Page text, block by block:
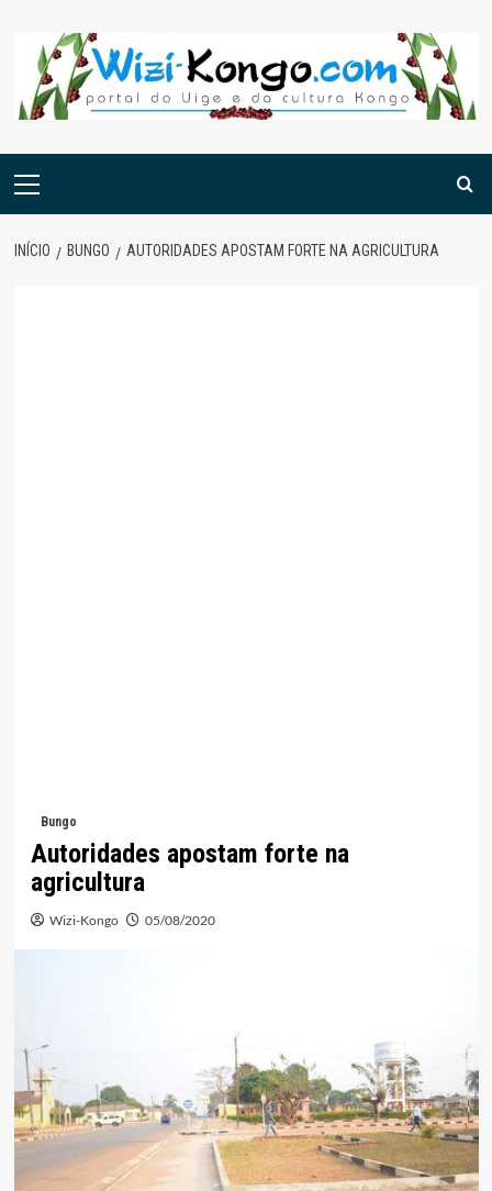
content
Menu
INÍCIO BUNGO AUTORIDADES APOSTAM FORTE NA AGRICULTURA
Bungo
Autoridades apostam forte na
agricultura
Wizi-Kongo 05/08/2020